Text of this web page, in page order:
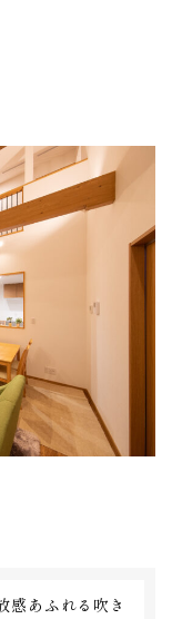
感あふれる吹き